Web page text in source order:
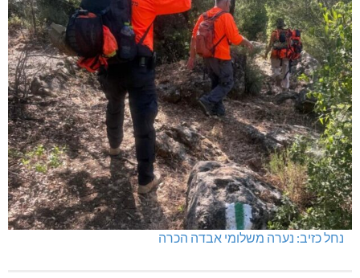
נחל כזיב: נערה משלומי אבדה הכרה